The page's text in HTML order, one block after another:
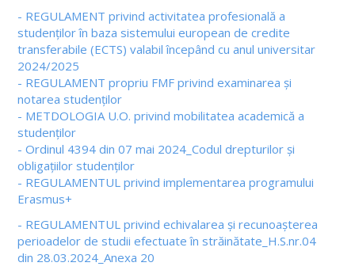
- REGULAMENT privind activitatea profesională a
studenților în baza sistemului european de credite
transferabile (ECTS) valabil începând cu anul universitar
2024/2025
- REGULAMENT propriu FMF privind examinarea și
notarea studenților
- METDOLOGIA U.O. privind mobilitatea academică a
studenților
- Ordinul 4394 din 07 mai 2024_Codul drepturilor și
obligațiilor studenților
- REGULAMENTUL privind implementarea programului
Erasmus+
- REGULAMENTUL privind echivalarea și recunoașterea
perioadelor de studii efectuate în străinătate_H.S.nr.04
din 28.03.2024_Anexa 20